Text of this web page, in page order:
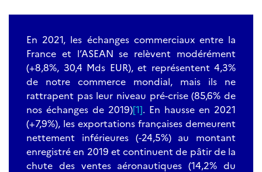
En 2021, les échanges commerciaux entre la
France et l’ASEAN se relèvent modérément
(+8,8%, 30,4 Mds EUR), et représentent 4,3%
de notre commerce mondial, mais ils ne
rattrapent pas leur niveau pré-crise (85,6% de
nos échanges de 2019)[1]. En hausse en 2021
(+7,9%), les exportations françaises demeurent
nettement inférieures (-24,5%) au montant
enregistré en 2019 et continuent de pâtir de la
chute des ventes aéronautiques (14,2% du